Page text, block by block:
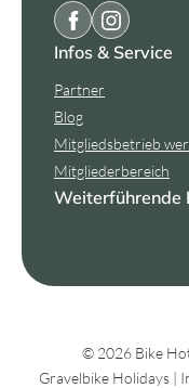
Infos & Service
Partner
Blog
Mitgliedsbetrieb
Mitgliederbereich
Weiterführende
© 2026 Bike
Gravelbike Holidays |